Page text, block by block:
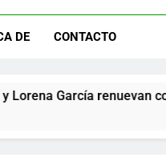
DE CONTACTO
renuevan con El